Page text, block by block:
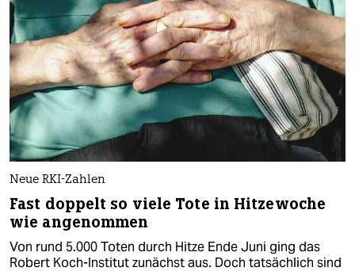
Neue RKI-Zahlen
Fast doppelt so viele Tote in Hitzewoche
wie angenommen
Von rund 5.000 Toten durch Hitze Ende Juni ging das
Robert Koch-Institut zunächst aus. Doch tatsächlich sind